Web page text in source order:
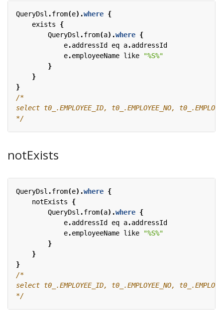
QueryDsl .from(e).where {
exists
{
QueryDsl .from(a).where {
e.addressId eq a.addressId
e.employeeName like
"%S%"
}
}
}
*/
notExists
QueryDsl .from(e).where {
notExists
{
QueryDsl .from(a).where {
e.addressId eq a.addressId
e.employeeName like
"%S%"
}
}
}
*/